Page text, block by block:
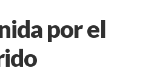
por el